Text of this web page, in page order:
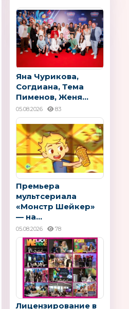
Яна Чурикова,
Согдиана, Тема
Пименов, Женя...
05.08.2026 83
Премьера
мультсериала
«Монстр Шейкер»
— на...
05.08.2026 78
Лицензирование в